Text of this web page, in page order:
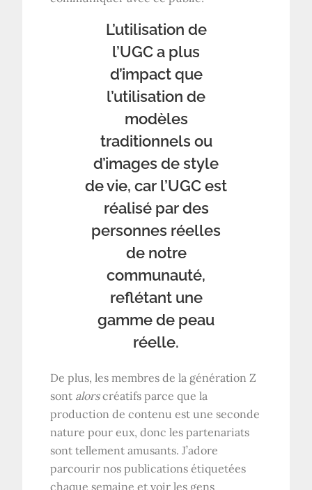
L’utilisation de
l’UGC a plus
d’impact que
l’utilisation de
modèles
traditionnels ou
d’images de style
de vie, car l’UGC est
réalisé par des
personnes réelles
de notre
communauté,
reflétant une
gamme de peau
réelle.
De plus, les membres de la génération Z
sont alorscréatifs parce que la
production de contenu est une seconde
nature pour eux, donc les partenariats
sont tellement amusants. J’adore
parcourir nos publications étiquetées
chaque semaine et voir les gens